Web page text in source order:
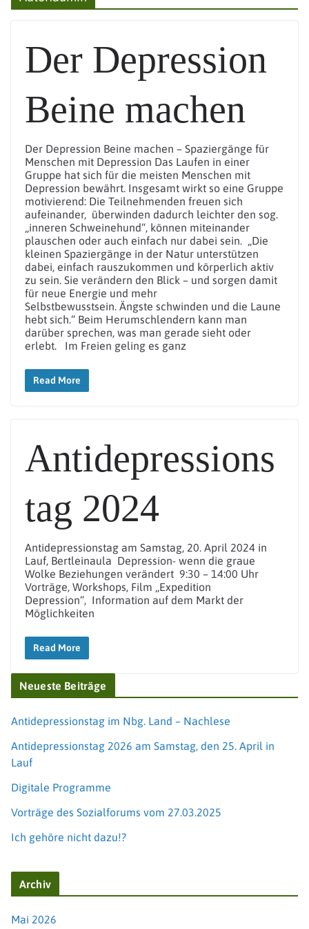
Der Depression
Beine machen
Der Depression Beine machen – Spaziergänge für
Menschen mit Depression Das Laufen in einer
Gruppe hat sich für die meisten Menschen mit
Depression bewährt. Insgesamt wirkt so eine Gruppe
motivierend: Die Teilnehmenden freuen sich
aufeinander, überwinden dadurch leichter den sog.
„inneren Schweinehund“, können miteinander
plauschen oder auch einfach nur dabei sein. „Die
kleinen Spaziergänge in der Natur unterstützen
dabei, einfach rauszukommen und körperlich aktiv
zu sein. Sie verändern den Blick – und sorgen damit
für neue Energie und mehr
Selbstbewusstsein. Ängste schwinden und die Laune
hebt sich.“ Beim Herumschlendern kann man
darüber sprechen, was man gerade sieht oder
erlebt. Im Freien geling es ganz
Read More
Antidepressions
tag 2024
Antidepressionstag am Samstag, 20. April 2024 in
Lauf, Bertleinaula Depression- wenn die graue
Wolke Beziehungen verändert 9:30 – 14:00 Uhr
Vorträge, Workshops, Film „Expedition
Depression“, Information auf dem Markt der
Möglichkeiten
Read More
Neueste Beiträge
Antidepressionstag im Nbg. Land – Nachlese
Antidepressionstag 2026 am Samstag, den 25. April in
Lauf
Digitale Programme
Vorträge des Sozialforums vom 27.03.2025
Ich gehöre nicht dazu!?
Archiv
Mai 2026